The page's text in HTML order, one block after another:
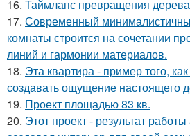
16. Таймлапс превращения
17. Современный
комнаты строится на сочетании
линий и гармонии материалов.
18. Эта квартира - пример того,
создавать ощущение настоящего
19. Проект площадью 83 кв.
20. Этот проект - результат